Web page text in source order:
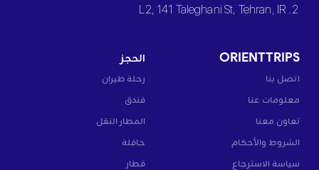
2. L2, 141 Taleghani St, Tehran, IR
ORIENTTRIPS
اتصل بنا
معلومات عنا
تعاون معنا
الشروط والأحكام
سياسة الاسترجاع
الحجز
رحلة طيران
فندق
المطار النقل
حافلة
قطار